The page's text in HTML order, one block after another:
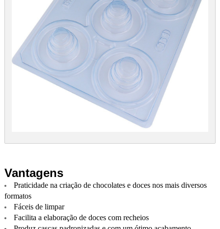
Vantagens
Praticidade na criação de chocolates e doces nos mais diversos
formatos
Fáceis de limpar
Facilita a elaboração de doces com recheios